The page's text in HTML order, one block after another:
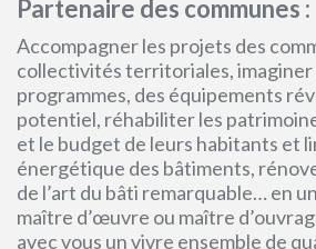
Partenaire des communes :
Accompagner les projets des
collectivités territoriales, imaginer
programmes, des équipements
potentiel, réhabiliter les
et le budget de leurs habitants et
énergétique des bâtiments,
de l’art du bâti remarquable… en
maître d’œuvre ou maître
avec vous un vivre ensemble de